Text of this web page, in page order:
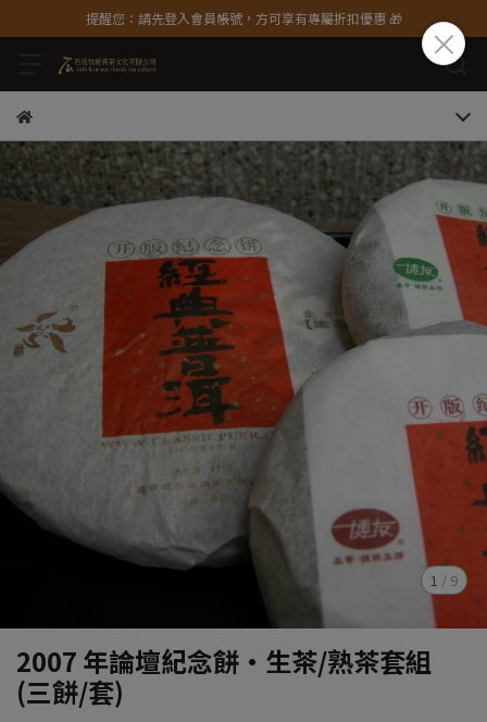
提醒您：請先登入會員帳號，方可享有專屬折扣優惠 🎁
1 / 9
2007 年論壇紀念餅·生茶/熟茶套組
(三餅/套)